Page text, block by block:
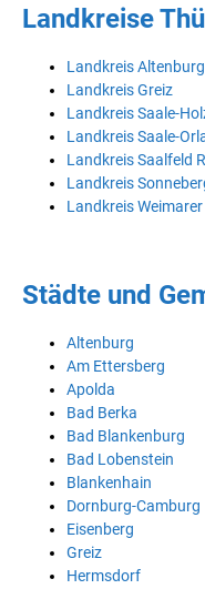
Landkreise
Landkreis
Landkreis Greiz
Landkreis Saale-
Landkreis Saale-
Landkreis Saalfeld
Landkreis
Landkreis
Städte und
Altenburg
Am Ettersberg
Apolda
Bad Berka
Bad Blankenburg
Bad Lobenstein
Blankenhain
Dornburg-Camburg
Eisenberg
Greiz
Hermsdorf